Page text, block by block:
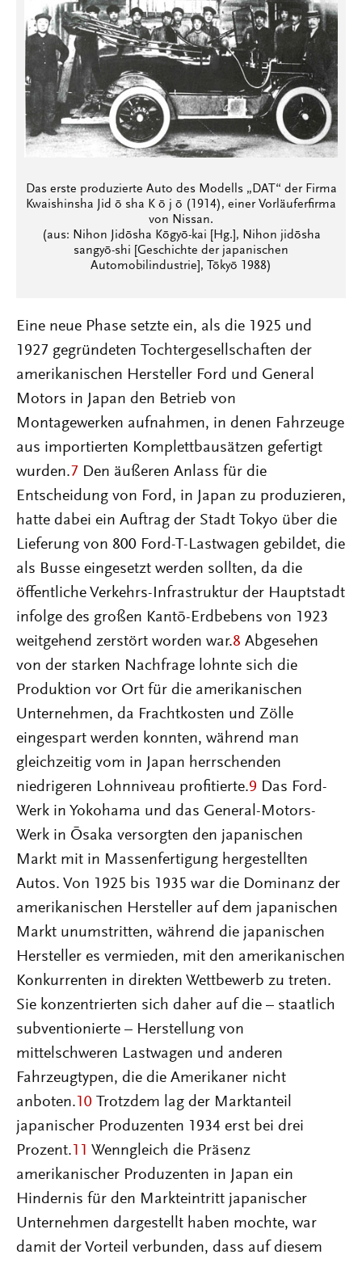
Das erste produzierte Auto des Modells „DAT“ der Firma
Kwaishinsha Jid ō sha K ō j ō (1914), einer Vorläuferfirma
von Nissan.
(aus: Nihon Jidōsha Kōgyō-kai [Hg.], Nihon jidōsha
sangyō-shi [Geschichte der japanischen
Automobilindustrie], Tōkyō 1988)
Eine neue Phase setzte ein, als die 1925 und
1927 gegründeten Tochtergesellschaften der
amerikanischen Hersteller Ford und General
Motors in Japan den Betrieb von
Montagewerken aufnahmen, in denen Fahrzeuge
aus importierten Komplettbausätzen gefertigt
wurden.7 Den äußeren Anlass für die
Entscheidung von Ford, in Japan zu produzieren,
hatte dabei ein Auftrag der Stadt Tokyo über die
Lieferung von 800 Ford-T-Lastwagen gebildet, die
als Busse eingesetzt werden sollten, da die
öffentliche Verkehrs-Infrastruktur der Hauptstadt
infolge des großen Kantō-Erdbebens von 1923
weitgehend zerstört worden war.8 Abgesehen
von der starken Nachfrage lohnte sich die
Produktion vor Ort für die amerikanischen
Unternehmen, da Frachtkosten und Zölle
eingespart werden konnten, während man
gleichzeitig vom in Japan herrschenden
niedrigeren Lohnniveau profitierte.9 Das Ford-
Werk in Yokohama und das General-Motors-
Werk in Ōsaka versorgten den japanischen
Markt mit in Massenfertigung hergestellten
Autos. Von 1925 bis 1935 war die Dominanz der
amerikanischen Hersteller auf dem japanischen
Markt unumstritten, während die japanischen
Hersteller es vermieden, mit den amerikanischen
Konkurrenten in direkten Wettbewerb zu treten.
Sie konzentrierten sich daher auf die – staatlich
subventionierte – Herstellung von
mittelschweren Lastwagen und anderen
Fahrzeugtypen, die die Amerikaner nicht
anboten. 10 Trotzdem lag der Marktanteil
japanischer Produzenten 1934 erst bei drei
Prozent. 11 Wenngleich die Präsenz
amerikanischer Produzenten in Japan ein
Hindernis für den Markteintritt japanischer
Unternehmen dargestellt haben mochte, war
damit der Vorteil verbunden, dass auf diesem